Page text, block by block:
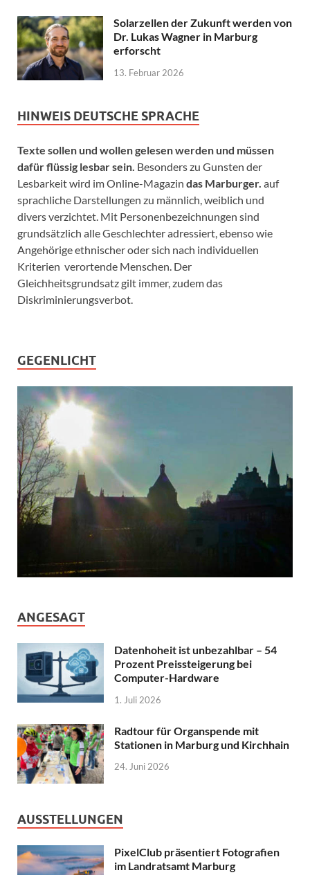
Solarzellen der Zukunft werden von
Dr. Lukas Wagner in Marburg
erforscht
13. Februar 2026
HINWEIS DEUTSCHE SPRACHE
Texte sollen und wollen gelesen werden und müssen
dafür flüssig lesbar sein. Besonders zu Gunsten der
Lesbarkeit wird im Online-Magazin das Marburger. auf
sprachliche Darstellungen zu männlich, weiblich und
divers verzichtet. Mit Personenbezeichnungen sind
grundsätzlich alle Geschlechter adressiert, ebenso wie
Angehörige ethnischer oder sich nach individuellen
Kriterien verortende Menschen. Der
Gleichheitsgrundsatz gilt immer, zudem das
Diskriminierungsverbot.
GEGENLICHT
ANGESAGT
Datenhoheit ist unbezahlbar – 54
Prozent Preissteigerung bei
Computer-Hardware
1. Juli 2026
Radtour für Organspende mit
Stationen in Marburg und Kirchhain
24. Juni 2026
AUSSTELLUNGEN
PixelClub präsentiert Fotografien
im Landratsamt Marburg